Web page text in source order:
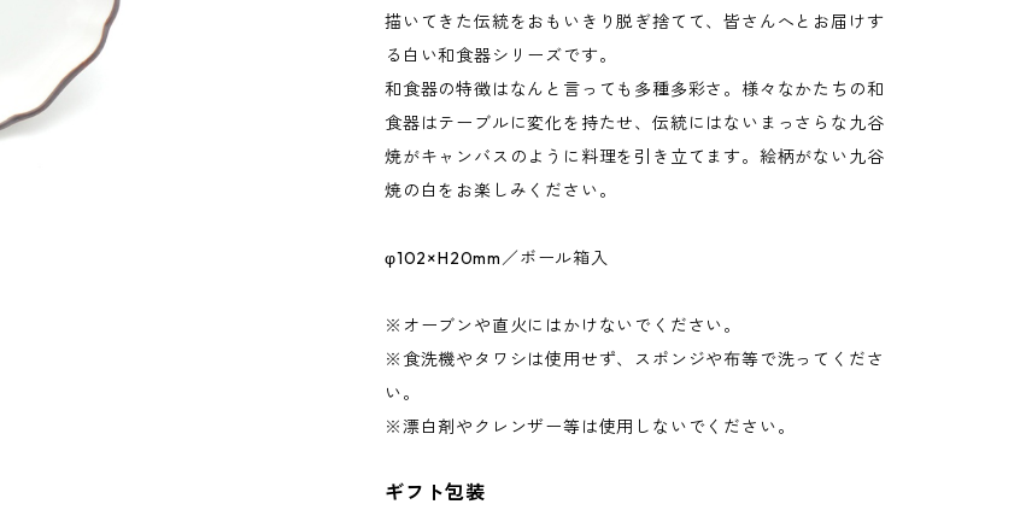
描いてきた伝統をおもいきり脱ぎ捨てて、皆さんへとお届けす
る白い和食器シリーズです。
和食器の特徴はなんと言っても多種多彩さ。様々なかたちの和
食器はテーブルに変化を持たせ、伝統にはないまっさらな九谷
焼がキャンバスのように料理を引き立てます。絵柄がない九谷
焼の白をお楽しみください。
φ102×H20mm／ボール箱入
※オーブンや直火にはかけないでください。
※食洗機やタワシは使用せず、スポンジや布等で洗ってくださ
い。
※漂白剤やクレンザー等は使用しないでください。
ギフト包装